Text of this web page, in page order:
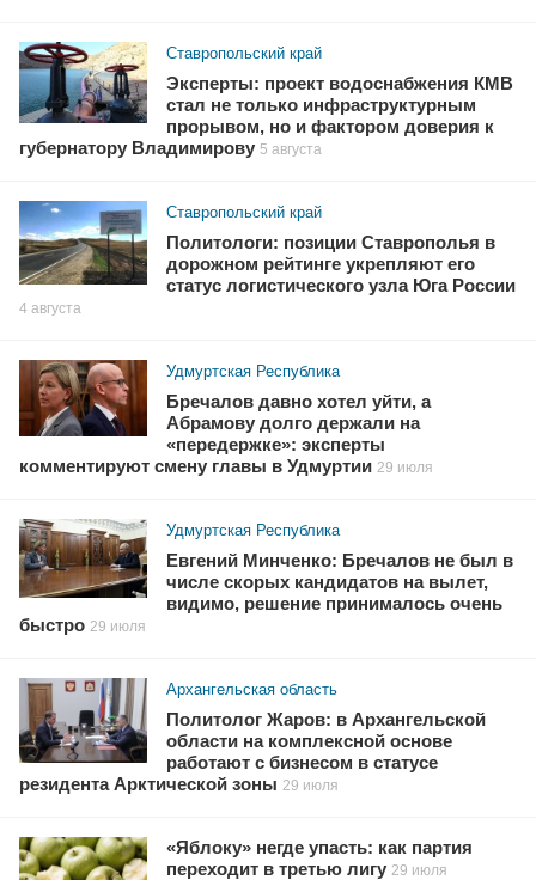
Ставропольский край
Эксперты: проект водоснабжения КМВ
стал не только инфраструктурным
прорывом, но и фактором доверия к
губернатору Владимирову 5 августа
Ставропольский край
Политологи: позиции Ставрополья в
дорожном рейтинге укрепляют его
статус логистического узла Юга России
4 августа
Удмуртская Республика
Бречалов давно хотел уйти, а
Абрамову долго держали на
«передержке»: эксперты
комментируют смену главы в Удмуртии 29 июля
Удмуртская Республика
Евгений Минченко: Бречалов не был в
числе скорых кандидатов на вылет,
видимо, решение принималось очень
быстро 29 июля
Архангельская область
Политолог Жаров: в Архангельской
области на комплексной основе
работают с бизнесом в статусе
резидента Арктической зоны 29 июля
«Яблоку» негде упасть: как партия
переходит в третью лигу 29 июля